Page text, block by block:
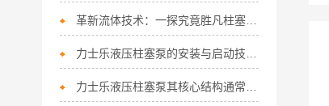
革新流体技术：一探究竟胜凡柱塞泵的核心优势！